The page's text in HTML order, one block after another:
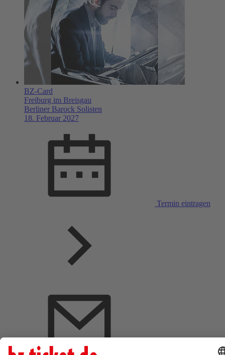
BZ-Card
Freiburg im Breisgau
Berliner Barock Solisten
18. Februar 2027
Termin eintragen